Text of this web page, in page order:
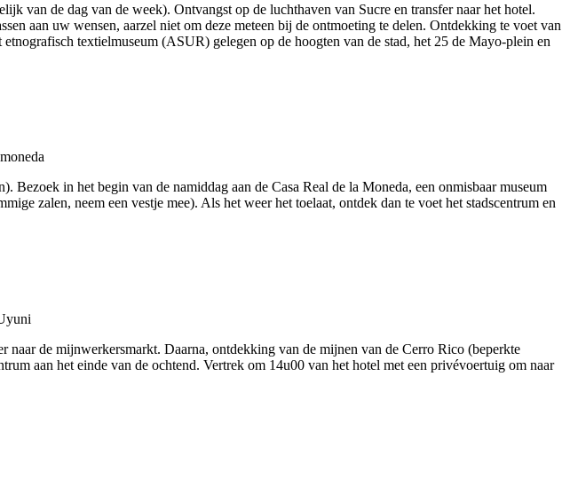
van de dag van de week). Ontvangst op de luchthaven van Sucre en transfer naar het hotel.
aan uw wensen, aarzel niet om deze meteen bij de ontmoeting te delen. Ontdekking te voet van
textielmuseum (ASUR) gelegen op de hoogten van de stad, het 25 de Mayo-plein en
in het begin van de namiddag aan de Casa Real de la Moneda, een onmisbaar museum
zalen, neem een vestje mee). Als het weer het toelaat, ontdek dan te voet het stadscentrum en
de mijnwerkersmarkt. Daarna, ontdekking van de mijnen van de Cerro Rico (beperkte
aan het einde van de ochtend. Vertrek om 14u00 van het hotel met een privévoertuig om naar